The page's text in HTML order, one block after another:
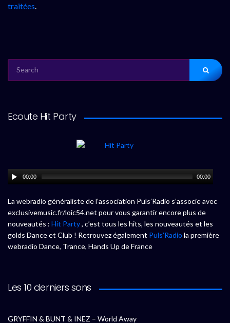
traitées.
FOR:
Ecoute Hit Party
00:00 00:00
La webradio généraliste de l’association Puls’Radio s’associe avec
exclusivemusic.fr/loic54.net pour vous garantir encore plus de
nouveautés : Hit Party, c’est tous les hits, les nouveautés et les
golds Dance et Club ! Retrouvez également Puls’Radio la première
webradio Dance, Trance, Hands Up de France
Les 10 derniers sons
GRYFFIN & BUNT & INEZ – World Away